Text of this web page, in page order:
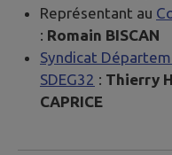
Représentant au
: Romain BISCAN
Syndicat
SDEG32 : Thierry
CAPRICE